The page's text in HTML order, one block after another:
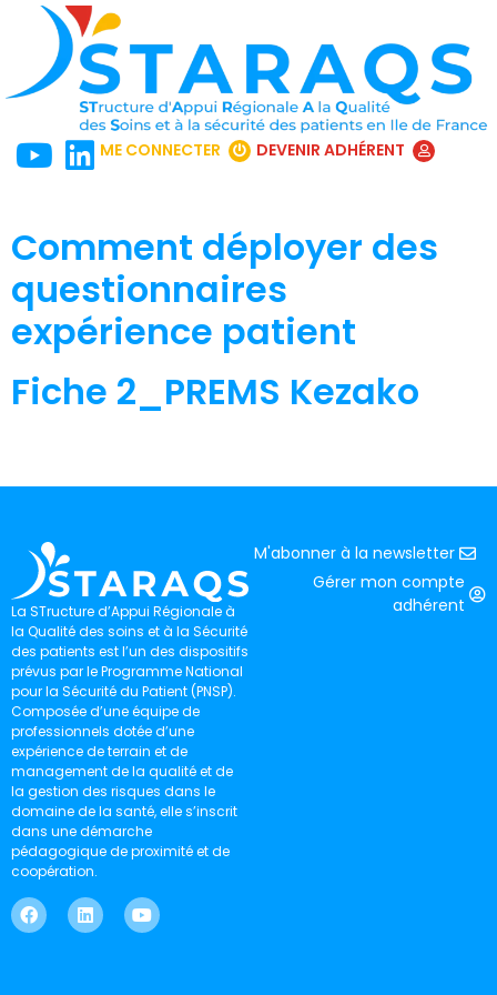
ME CONNECTER DEVENIR ADHÉRENT
Comment déployer des
questionnaires
expérience patient
Fiche 2_PREMS Kezako
La STructure d’Appui Régionale à
la Qualité des soins et à la Sécurité
des patients est l’un des dispositifs
prévus par le Programme National
pour la Sécurité du Patient (PNSP).
Composée d’une équipe de
professionnels dotée d’une
expérience de terrain et de
management de la qualité et de
la gestion des risques dans le
domaine de la santé, elle s’inscrit
dans une démarche
pédagogique de proximité et de
coopération.
M'abonner à la newsletter
Gérer mon compte
adhérent